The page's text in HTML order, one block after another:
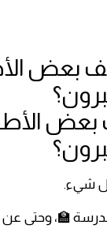
شيء.
🏫، وحتى عن